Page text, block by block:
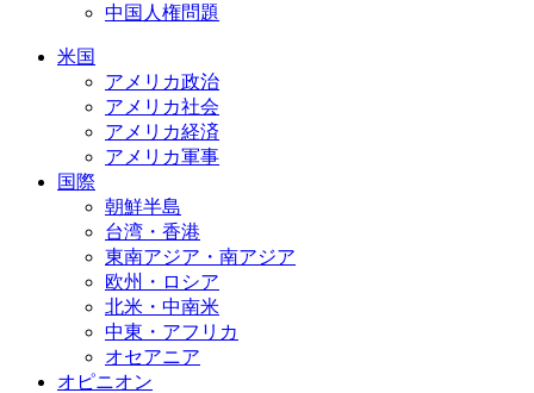
中国人権問題
米国
アメリカ政治
アメリカ社会
アメリカ経済
アメリカ軍事
国際
朝鮮半島
台湾・香港
東南アジア・南アジア
欧州・ロシア
北米・中南米
中東・アフリカ
オセアニア
オピニオン